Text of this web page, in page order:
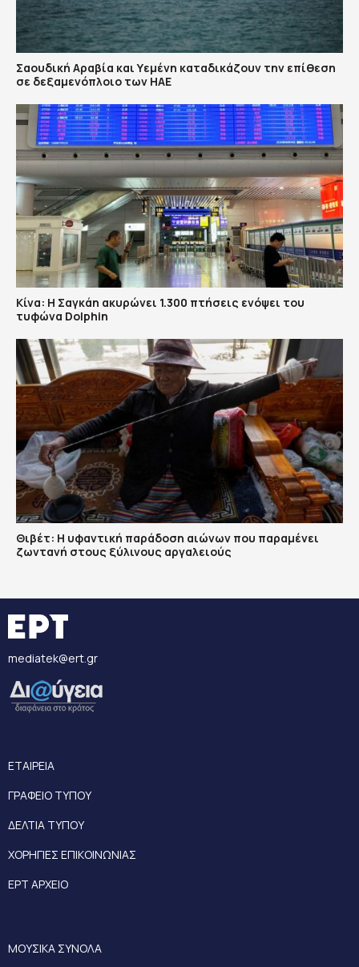
Σαουδική Αραβία και Υεμένη καταδικάζουν την επίθεση
σε δεξαμενόπλοιο των ΗΑΕ
Κίνα: Η Σαγκάη ακυρώνει 1.300 πτήσεις ενόψει του
τυφώνα Dolphin
Θιβέτ: Η υφαντική παράδοση αιώνων που παραμένει
ζωντανή στους ξύλινους αργαλειούς
mediatek@ert.gr
ΕΤΑΙΡΕΙΑ
ΓΡΑΦΕΙΟ ΤΥΠΟΥ
ΔΕΛΤΙΑ ΤΥΠΟΥ
ΧΟΡΗΓΙΕΣ ΕΠΙΚΟΙΝΩΝΙΑΣ
ΕΡΤ ΑΡΧΕΙΟ
ΜΟΥΣΙΚΑ ΣΥΝΟΛΑ